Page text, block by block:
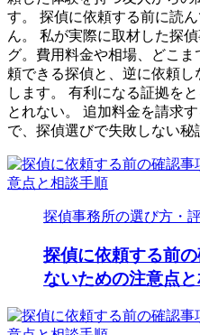
す。 探偵に依頼する前に読
ん。 私が実際に取材した探
グ。費用料金や相場、どこ
頼できる探偵と、逆に依頼
します。 有利になる証拠を
とれない。 追加料金を請求
で、探偵選びで失敗しない秘
探偵事務所の選び方・
探偵に依頼する前
ないための注意点